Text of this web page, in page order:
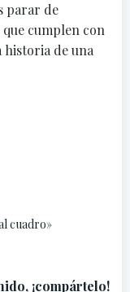
parar de
cumplen con
historia de una
cuadro»
¡compártelo!